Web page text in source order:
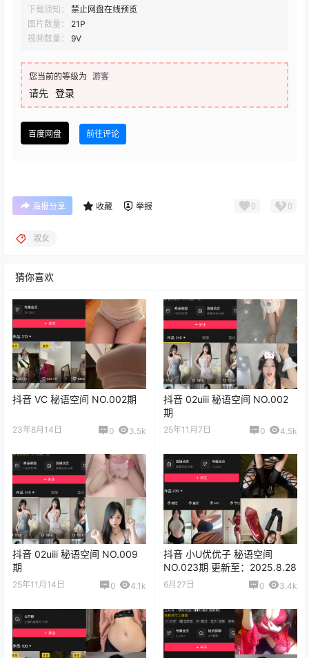
下载须知：
禁止网盘在线预览
图片数量：
21P
视频数量：
9V
您当前的等级为 游客
请先 登录
百度网盘 前往评论
海报分享 收藏 举报 0 0
淑女
猜你喜欢
抖音 VC 秘语空间 NO.002期
23年8月14日 0 3.5k
抖音 02uiii 秘语空间 NO.002
期
25年11月7日 0 4.5k
抖音 02uiii 秘语空间 NO.009
期
25年11月14日 0 4.1k
抖音 小U优优子 秘语空间
NO.023期 更新至：2025.8.28
6月27日 0 3.4k